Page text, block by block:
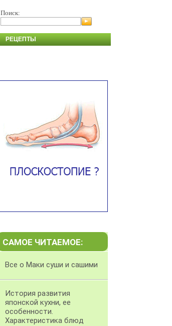
Поиск:
РЕЦЕПТЫ
САМОЕ ЧИТАЕМОЕ:
Все о Маки суши и сашими
История развития
японской кухни, ее
особенности.
Характеристика блюд